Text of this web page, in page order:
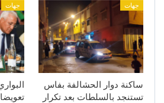
جهات
ساكنة دوار الحشالفة بفاس
تستنجد بالسلطات بعد تكرار
جهات